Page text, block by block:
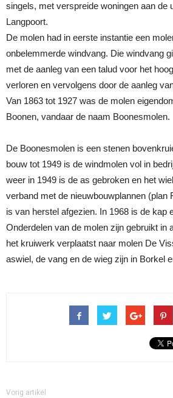
singels, met verspreide woningen aan de
Langpoort.
De molen had in eerste instantie een
onbelemmerde windvang. Die windvang
met de aanleg van een talud voor het
verloren en vervolgens door de aanleg
Van 1863 tot 1927 was de molen
Boonen, vandaar de naam Boonesmolen.
De Boonesmolen is een stenen
bouw tot 1949 is de windmolen vol in
weer in 1949 is de as gebroken en het
verband met de nieuwbouwplannen (plan
is van herstel afgezien. In 1968 is de kap
Onderdelen van de molen zijn gebruikt in
het kruiwerk verplaatst naar molen De
aswiel, de vang en de wieg zijn in Borkel
Vorig artikel